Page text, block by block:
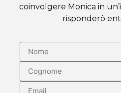
coinvolgere Monica in
risponderò